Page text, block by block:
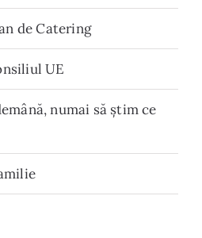
de Catering
UE
numai să știm ce